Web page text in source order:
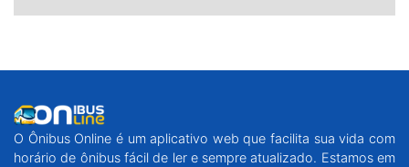
O Ônibus Online é um aplicativo web que facilita sua vida com
horário de ônibus fácil de ler e sempre atualizado. Estamos em